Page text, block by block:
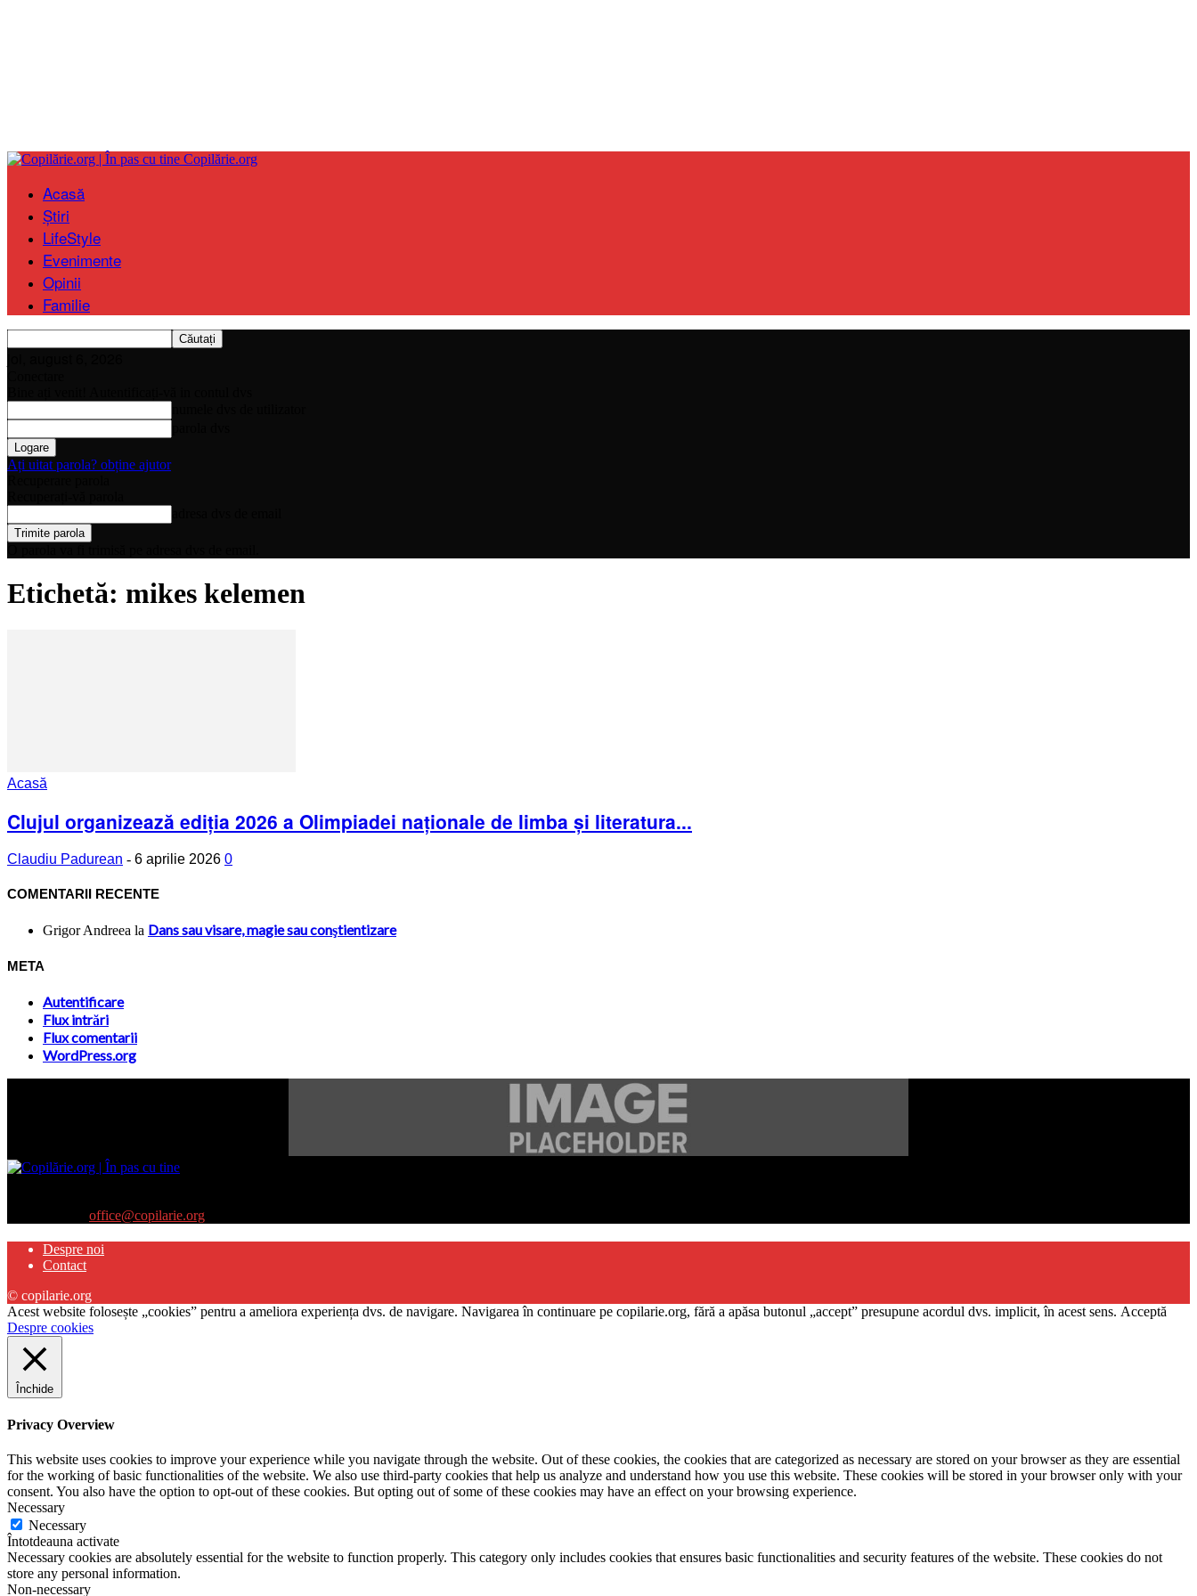
Copilărie.org
Acasă
Știri
LifeStyle
Evenimente
Opinii
Familie
Ați uitat parola? obține ajutor
Etichetă: mikes kelemen
Acasă
Clujul organizează ediția 2026 a Olimpiadei naționale de limba și literatura...
Claudiu Padurean - 6 aprilie 2026 0
COMENTARII RECENTE
Grigor Andreea la Dans sau visare, magie sau conştientizare
META
Autentificare
Flux intrări
Flux comentarii
WordPress.org
office@copilarie.org
Despre noi
Contact
© copilarie.org
Acest website folosește „cookies” pentru a ameliora experiența dvs. de navigare. Navigarea în continuare pe copilarie.org, fără a apăsa butonul „accept” presupune acordul dvs. implicit, în acest sens. Acceptă
Despre cookies
Închide
Privacy Overview
This website uses cookies to improve your experience while you navigate through the website. Out of these cookies, the cookies that are categorized as necessary are stored on your browser as they are essential
for the working of basic functionalities of the website. We also use third-party cookies that help us analyze and understand how you use this website. These cookies will be stored in your browser only with your
consent. You also have the option to opt-out of these cookies. But opting out of some of these cookies may have an effect on your browsing experience.
Necessary
Necessary
Întotdeauna activate
Necessary cookies are absolutely essential for the website to function properly. This category only includes cookies that ensures basic functionalities and security features of the website. These cookies do not
store any personal information.
Non-necessary